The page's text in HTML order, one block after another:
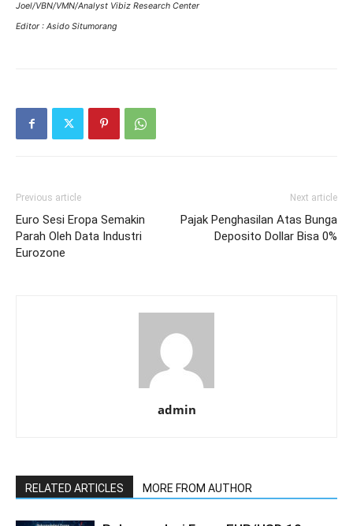
Joel/VBN/VMN/Analyst Vibiz Research Center
Editor : Asido Situmorang
Previous article
Euro Sesi Eropa Semakin
Parah Oleh Data Industri
Eurozone
Next article
Pajak Penghasilan Atas Bunga
Deposito Dollar Bisa 0%
admin
RELATED ARTICLES MORE FROM AUTHOR